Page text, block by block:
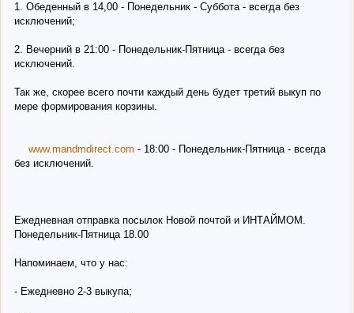
1. Обеденный в 14,00 - Понедельник - Суббота - всегда без
исключений;
2. Вечерний в 21:00 - Понедельник-Пятница - всегда без
исключений.
Так же, скорее всего почти каждый день будет третий выкуп по
мере формирования корзины.
www.mandmdirect.com - 18:00 - Понедельник-Пятница - всегда
без исключений.
Ежедневная отправка посылок Новой почтой и ИНТАЙМОМ.
Понедельник-Пятница 18.00
Напоминаем, что у нас:
- Ежедневно 2-3 выкупа;